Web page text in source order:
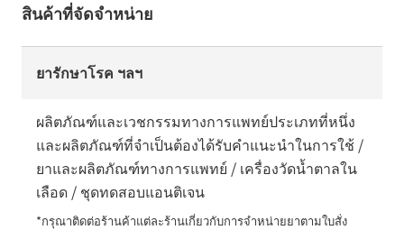
สินค้าที่จัดจำหน่าย
ยารักษาโรค ฯลฯ
ผลิตภัณฑ์และเวชกรรมทางการแพทย์ประเภทที่หนึ่ง
และผลิตภัณฑ์ที่จำเป็นต้องได้รับคำแนะนำในการใช้ /
ยาและผลิตภัณฑ์ทางการแพทย์ / เครื่องวัดน้ำตาลใน
เลือด / ชุดทดสอบแอนติเจน
*กรุณาติดต่อร้านค้าแต่ละร้านเกี่ยวกับการจำหน่ายยาตามใบสั่ง